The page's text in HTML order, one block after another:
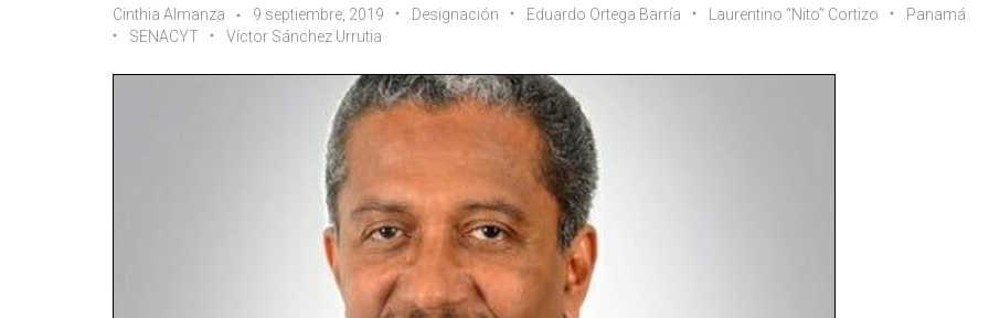
Cinthia Almanza 9 septiembre, 2019 Designación Eduardo Ortega Barría Laurentino “Nito” Cortizo
Panamá
SENACYT
Víctor Sánchez Urrutia